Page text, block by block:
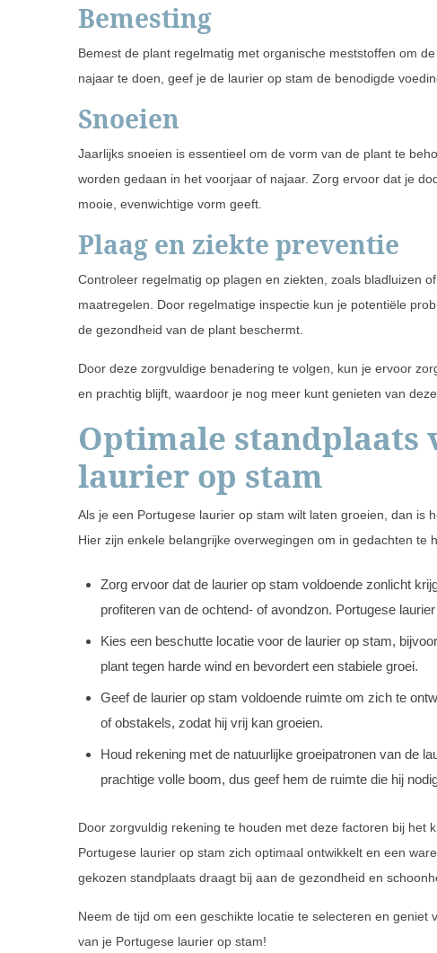
Bemesting
Bemest de plant regelmatig met organische meststoffen om
najaar te doen, geef je de laurier op stam de benodigde
Snoeien
Jaarlijks snoeien is essentieel om de vorm van de plant te
worden gedaan in het voorjaar of najaar. Zorg ervoor dat je
mooie, evenwichtige vorm geeft.
Plaag en ziekte preventie
Controleer regelmatig op plagen en ziekten, zoals bladluizen
maatregelen. Door regelmatige inspectie kun je potentiële
de gezondheid van de plant beschermt.
Door deze zorgvuldige benadering te volgen, kun je ervoor
en prachtig blijft, waardoor je nog meer kunt genieten van
Optimale standplaats
laurier op stam
Als je een Portugese laurier op stam wilt laten groeien, dan is
Hier zijn enkele belangrijke overwegingen om in gedachten te
Zorg ervoor dat de laurier op stam voldoende zonlicht
profiteren van de ochtend- of avondzon. Portugese
Kies een beschutte locatie voor de laurier op stam,
plant tegen harde wind en bevordert een stabiele groei.
Geef de laurier op stam voldoende ruimte om zich te
of obstakels, zodat hij vrij kan groeien.
Houd rekening met de natuurlijke groeipatronen van de
prachtige volle boom, dus geef hem de ruimte die hij
Door zorgvuldig rekening te houden met deze factoren bij het
Portugese laurier op stam zich optimaal ontwikkelt en een
gekozen standplaats draagt bij aan de gezondheid en
Neem de tijd om een geschikte locatie te selecteren en
van je Portugese laurier op stam!